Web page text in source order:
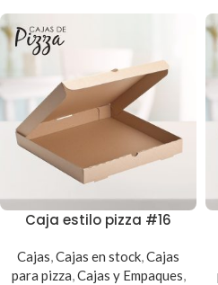
Caja estilo pizza #16
Cajas,Cajas en stock,Cajas
para pizza,Cajas y Empaques,